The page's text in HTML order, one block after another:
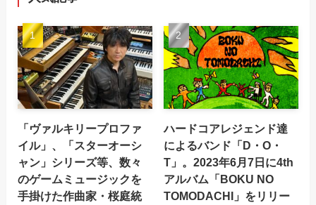
「ヴァルキリープロファ
イル」、「スターオーシ
ャン」シリーズ等、数々
のゲームミュージックを
手掛けた作曲家・桜庭統
ハードコアレジェンド達
によるバンド「D・O・
T」。2023年6月7日に4th
アルバム「BOKU NO
TOMODACHI」をリリー